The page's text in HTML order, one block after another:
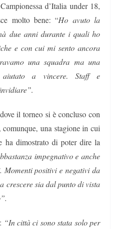
d’Italia under 18,
molto bene: “Ho avuto la
due anni durante i quali ho
e con cui mi sento ancora
una squadra ma una
a vincere. Staff e
il torneo si è concluso con
comunque, una stagione in cui
ha dimostrato di poter dire la
impegnativo e anche
positivi e negativi da
crescere sia dal punto di vista
: “In città ci sono stata solo per